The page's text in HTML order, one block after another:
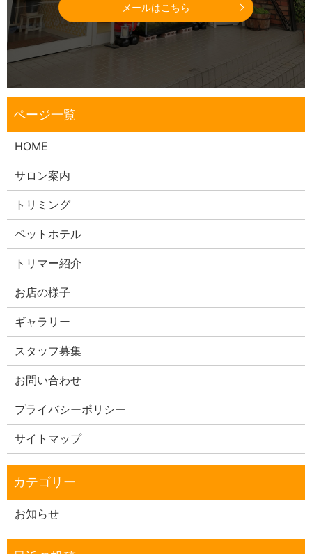
メールはこちら
HOME
サロン案内
トリミング
ペットホテル
トリマー紹介
お店の様子
ギャラリー
スタッフ募集
お問い合わせ
プライバシーポリシー
サイトマップ
お知らせ